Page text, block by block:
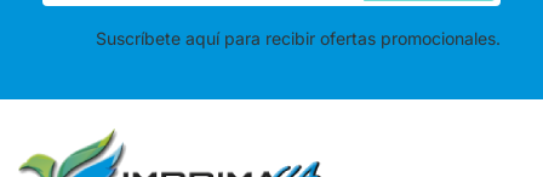
Suscríbete aquí para recibir ofertas promocionales.